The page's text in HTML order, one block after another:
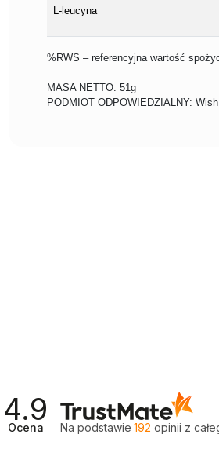
L-leucyna
%RWS – referencyjna wartość
MASA NETTO: 51g
PODMIOT ODPOWIEDZIALNY:
4.9
Ocena Na podstawie 192 opinii z